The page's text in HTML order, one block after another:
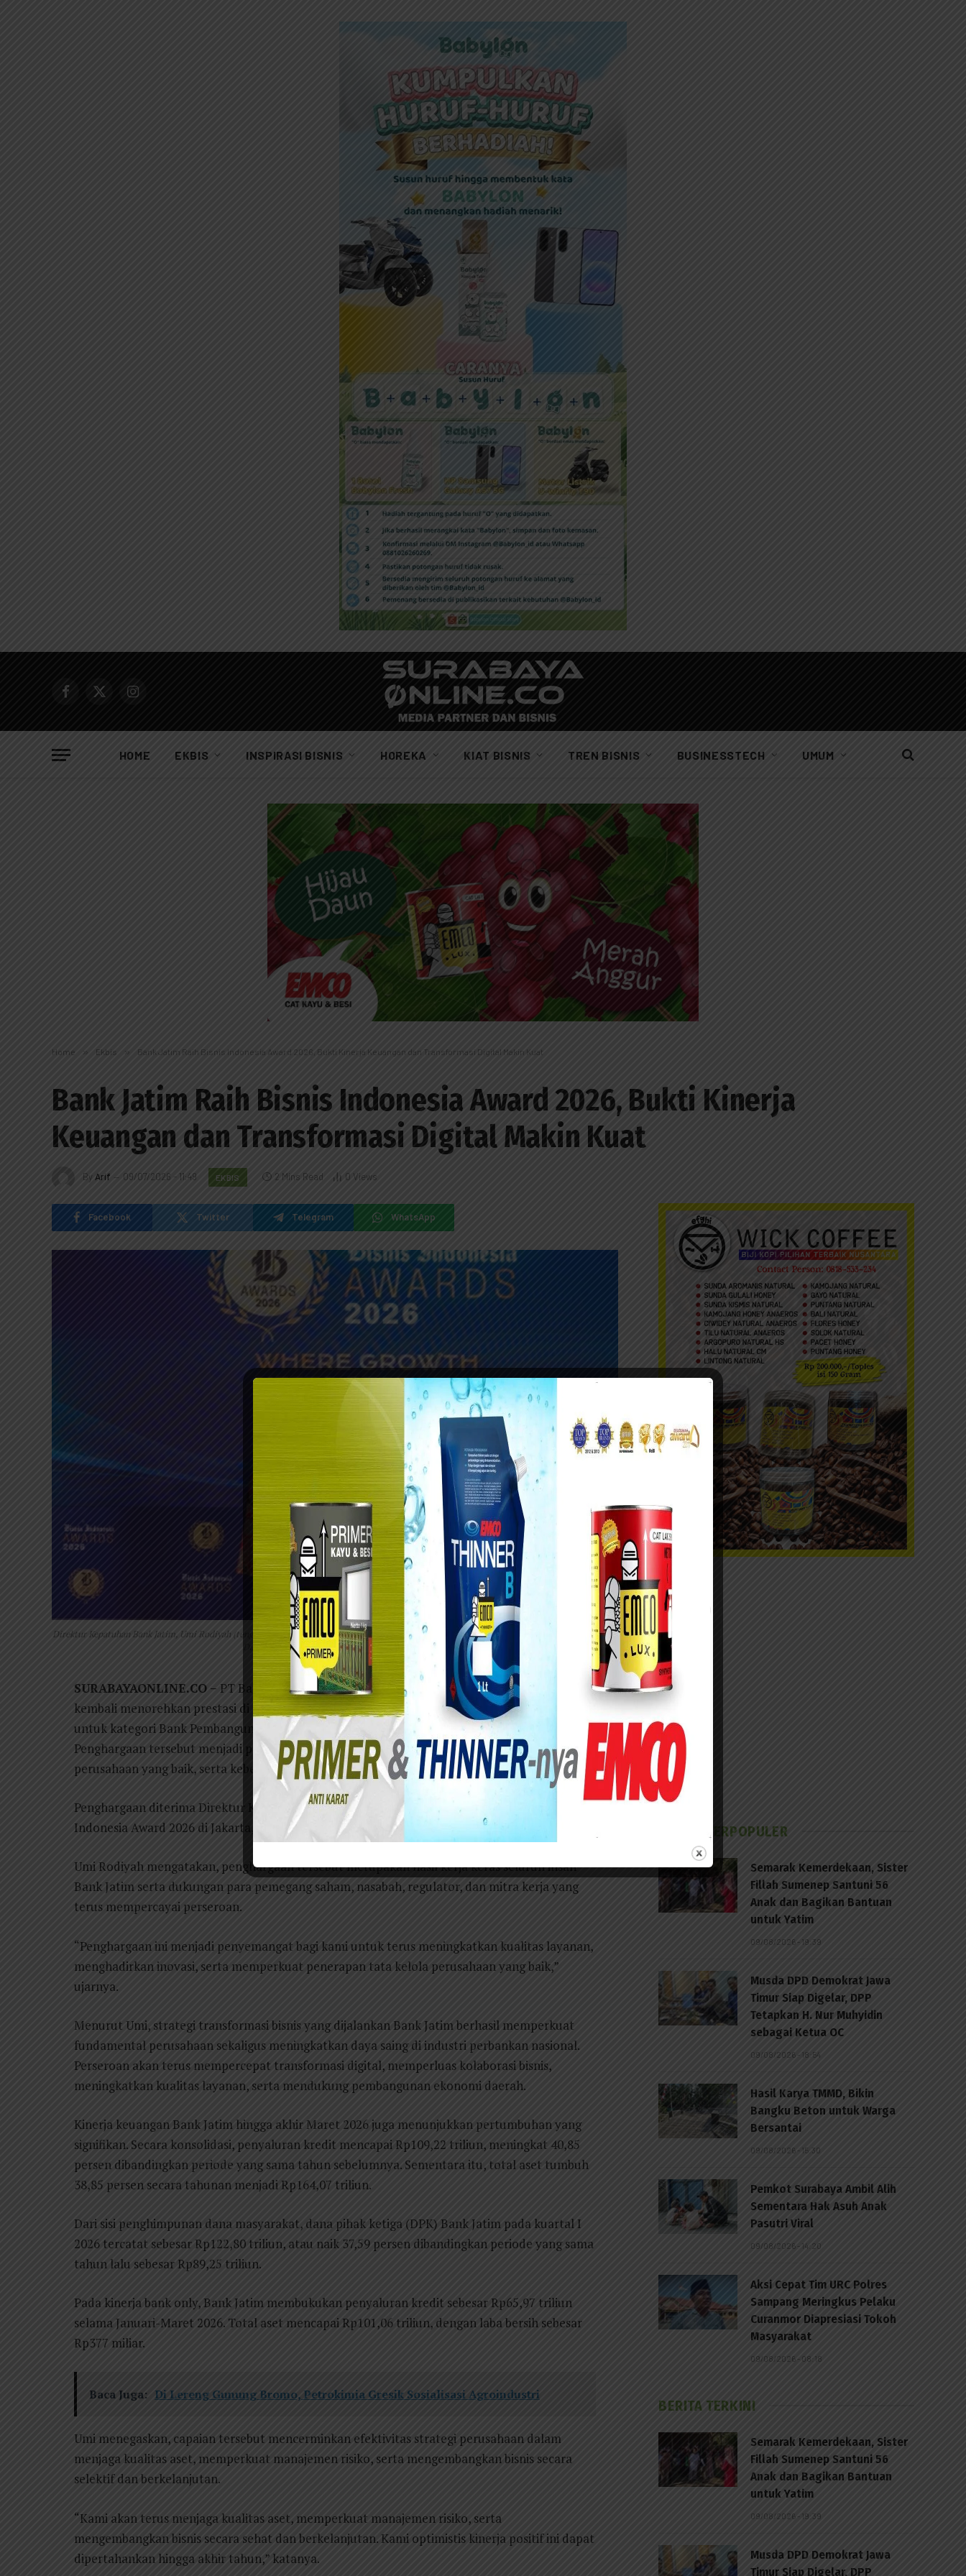
Facebook
X
Instagram
HOME EKBIS INSPIRASI BISNIS HOREKA KIAT BISNIS TREN BISNIS BUSINESSTECH UMUM
Home » Ekbis » Bank Jatim Raih Bisnis Indonesia Award 2026, Bukti Kinerja Keuangan dan Transformasi Digital Makin Kuat
Bank Jatim Raih Bisnis Indonesia Award 2026, Bukti Kinerja
Keuangan dan Transformasi Digital Makin Kuat
By Arif 09/07/2026 - 11:49 EKBIS 2 Mins Read 0 Views
Facebook Twitter Telegram WhatsApp
Direktur Kepatuhan Bank Jatim, Umi Rodiyah (tengah) menerima penghargaan Bisnis Indonesia Award 2026 untuk kategori Bank Pembangunan
Daerah (BPD) dengan aset di atas Rp40 triliun.
SURABAYAONLINE.CO – PT Bank Pembangunan Daerah Jawa Timur Tbk (Bank Jatim)
kembali menorehkan prestasi di tingkat nasional dengan meraih Bisnis Indonesia Award 2026
untuk kategori Bank Pembangunan Daerah (BPD) dengan aset di atas Rp40 triliun.
Penghargaan tersebut menjadi pengakuan atas kinerja keuangan yang solid, tata kelola
perusahaan yang baik, serta keberhasilan transformasi bisnis yang dijalankan perseroan.
Penghargaan diterima Direktur Kepatuhan Bank Jatim, Umi Rodiyah, dalam ajang Bisnis
Indonesia Award 2026 di Jakarta, Kamis (2/7/2026).
Umi Rodiyah mengatakan, penghargaan tersebut merupakan hasil kerja keras seluruh insan
Bank Jatim serta dukungan para pemegang saham, nasabah, regulator, dan mitra kerja yang
terus mempercayai perseroan.
“Penghargaan ini menjadi penyemangat bagi kami untuk terus meningkatkan kualitas layanan,
menghadirkan inovasi, serta memperkuat penerapan tata kelola perusahaan yang baik,”
ujarnya.
Menurut Umi, strategi transformasi bisnis yang dijalankan Bank Jatim berhasil memperkuat
fundamental perusahaan sekaligus meningkatkan daya saing di industri perbankan nasional.
Perseroan akan terus mempercepat transformasi digital, memperluas kolaborasi bisnis,
meningkatkan kualitas layanan, serta mendukung pembangunan ekonomi daerah.
Kinerja keuangan Bank Jatim hingga akhir Maret 2026 juga menunjukkan pertumbuhan yang
signifikan. Secara konsolidasi, penyaluran kredit mencapai Rp109,22 triliun, meningkat 40,85
persen dibandingkan periode yang sama tahun sebelumnya. Sementara itu, total aset tumbuh
38,85 persen secara tahunan menjadi Rp164,07 triliun.
Dari sisi penghimpunan dana masyarakat, dana pihak ketiga (DPK) Bank Jatim pada kuartal I
2026 tercatat sebesar Rp122,80 triliun, atau naik 37,59 persen dibandingkan periode yang sama
tahun lalu sebesar Rp89,25 triliun.
Pada kinerja bank only, Bank Jatim membukukan penyaluran kredit sebesar Rp65,97 triliun
selama Januari-Maret 2026. Total aset mencapai Rp101,06 triliun, dengan laba bersih sebesar
Rp377 miliar.
Baca Juga: Di Lereng Gunung Bromo, Petrokimia Gresik Sosialisasi Agroindustri
Umi menegaskan, capaian tersebut mencerminkan efektivitas strategi perusahaan dalam
menjaga kualitas aset, memperkuat manajemen risiko, serta mengembangkan bisnis secara
selektif dan berkelanjutan.
“Kami akan terus menjaga kualitas aset, memperkuat manajemen risiko, serta
mengembangkan bisnis secara sehat dan berkelanjutan. Kami optimistis kinerja positif ini dapat
dipertahankan hingga akhir tahun,” katanya.
BERITA TERPOPULER
Semarak Kemerdekaan, Sister
Fillah Sumenep Santuni 56
Anak dan Bagikan Bantuan
untuk Yatim
09/08/2026 - 19:39
Musda DPD Demokrat Jawa
Timur Siap Digelar, DPP
Tetapkan H. Nur Muhyidin
sebagai Ketua OC
09/08/2026 - 18:54
Hasil Karya TMMD, Bikin
Bangku Beton untuk Warga
Bersantai
09/08/2026 - 15:30
Pemkot Surabaya Ambil Alih
Sementara Hak Asuh Anak
Pasutri Viral
09/08/2026 - 14:20
Aksi Cepat Tim URC Polres
Sampang Meringkus Pelaku
Curanmor Diapresiasi Tokoh
Masyarakat
09/08/2026 - 08:18
BERITA TERKINI
Semarak Kemerdekaan, Sister
Fillah Sumenep Santuni 56
Anak dan Bagikan Bantuan
untuk Yatim
09/08/2026 - 19:39
Musda DPD Demokrat Jawa
Timur Siap Digelar, DPP